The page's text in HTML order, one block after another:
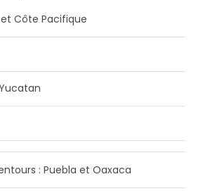
Côte Pacifique
: Puebla et Oaxaca